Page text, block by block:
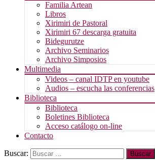
Familia Artean
Libros
Xirimiri de Pastoral
Xirimiri 67 descarga gratuita
Bidegurutze
Archivo Seminarios
Archivo Simposios
Multimedia
Videos – canal IDTP en youtube
Audios – escucha las conferencias
Biblioteca
Biblioteca
Boletines Biblioteca
Acceso catálogo on-line
Contacto
Buscar: